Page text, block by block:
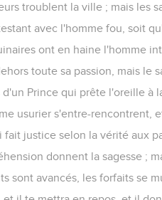
troublent la ville ; mais les
avec l'homme fou, soit
ont en haine l'homme
toute sa passion, mais le
Prince qui prête l'oreille à
usurier s'entre-rencontrent,
fait justice selon la vérité aux
donnent la sagesse ;
sont avancés, les forfaits se